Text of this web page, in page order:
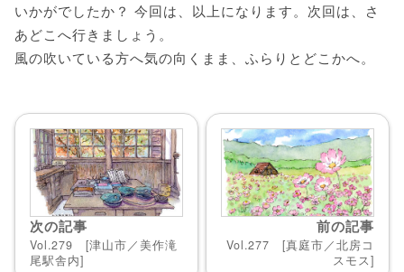
いかがでしたか？ 今回は、以上になります。次回は、さ
あどこへ行きましょう。
風の吹いている方へ気の向くまま、ふらりとどこかへ。
次の記事
Vol.279 [津山市／美作滝
尾駅舎内]
前の記事
Vol.277 [真庭市／北房コ
スモス]